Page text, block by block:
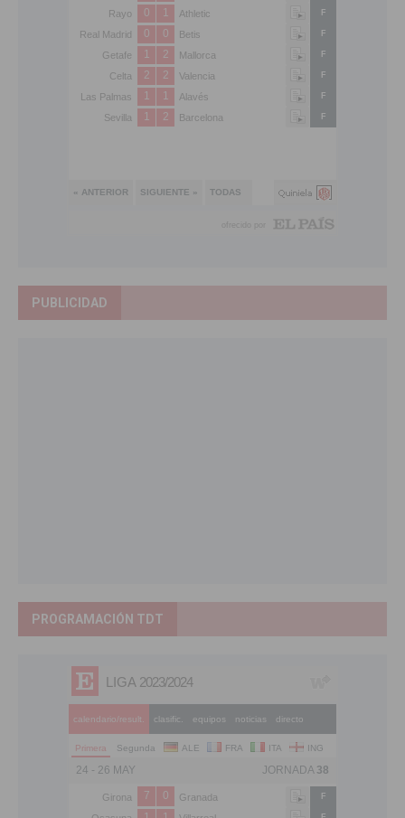
PUBLICIDAD
PROGRAMACIÓN TDT